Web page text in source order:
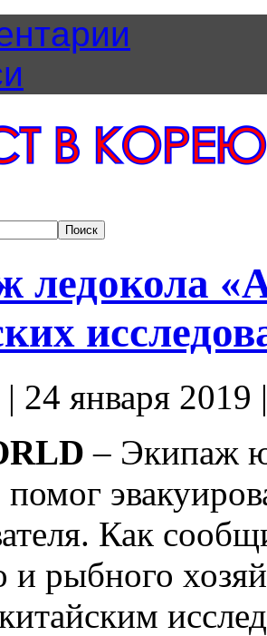
ледокола
| 24 января 2019
– Экипаж
Как
и рыбного